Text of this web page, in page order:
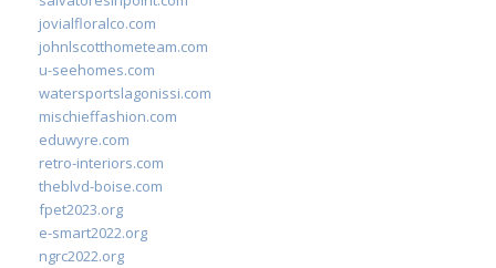
jovialfloralco.com
johnlscotthometeam.com
u-seehomes.com
watersportslagonissi.com
mischieffashion.com
eduwyre.com
retro-interiors.com
theblvd-boise.com
fpet2023.org
e-smart2022.org
ngrc2022.org